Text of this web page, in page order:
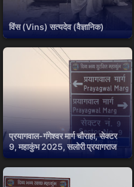
विंस (Vins) सत्यदेव (वैज्ञानिक)
प्रयागवाल-गंगेश्वर मार्ग चौराहा, सेक्टर
9, महाकुंभ 2025, सलोरी प्रयागराज